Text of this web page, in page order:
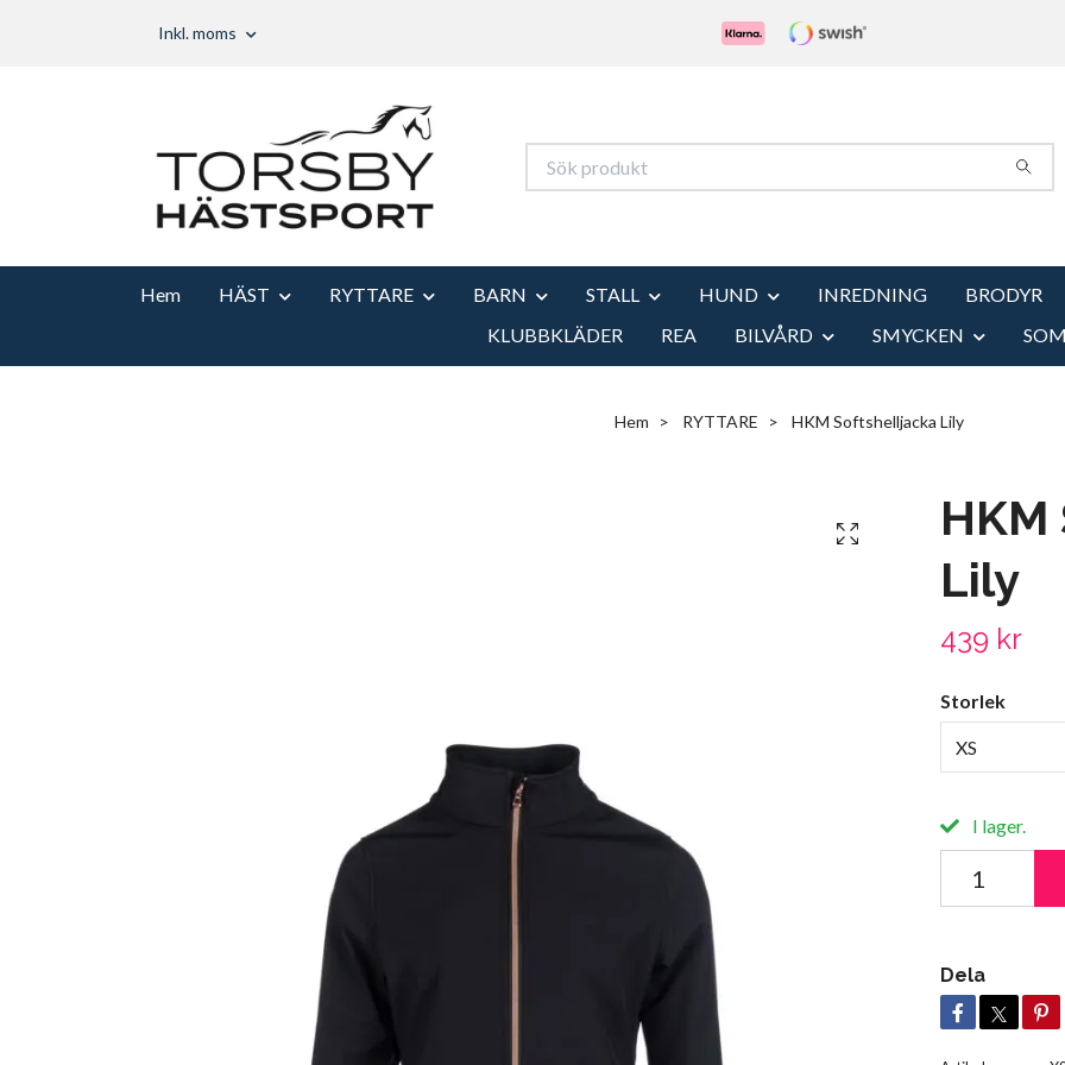
Inkl. moms
Hem HÄST RYTTARE BARN STALL HUND INREDNING BRODYR
KLUBBKLÄDER
REA BILVÅRD SMYCKEN
Hem RYTTARE HKM Softshelljacka Lily
Lily
439 kr
Storlek
XS
I lager.
Dela